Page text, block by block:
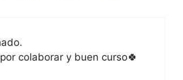
colaborar y buen curso🍀